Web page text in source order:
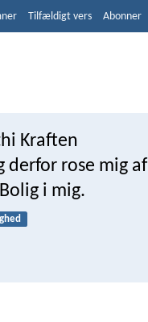
Tilfældigt vers Abonner
Kraften
derfor rose mig af
i mig.